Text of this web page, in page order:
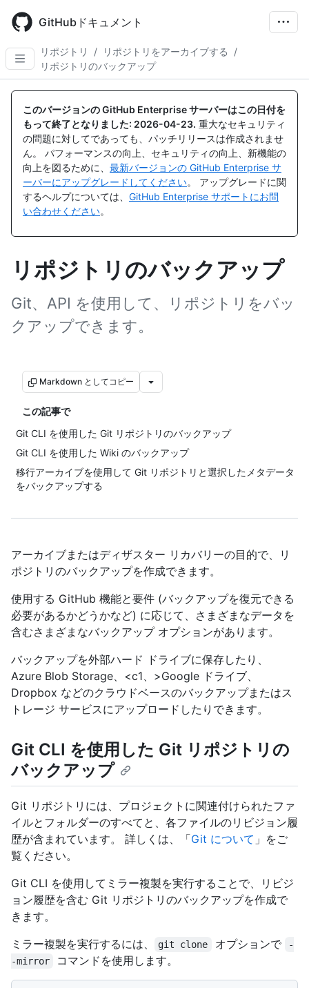
main
content
GitHubドキュメント
リポジトリ / リポジトリをアーカイブする
/
リポジトリのバックアップ
このバージョンの GitHub Enterprise サーバーはこの日付を
もって終了となりました: 2026-04-23. 重大なセキュリティ
の問題に対してであっても、パッチリリースは作成されませ
ん。 パフォーマンスの向上、セキュリティの向上、新機能の
向上を図るために、 最新バージョンの GitHub Enterprise サ
ーバーにアップグレードしてください。 アップグレードに関
するヘルプについては、 GitHub Enterprise サポートにお問
い合わせください。
リポジトリのバックアップ
Git、API を使用して、リポジトリをバッ
クアップできます。
Markdown としてコピー
この記事で
Git CLI を使用した Git リポジトリのバックアップ
Git CLI を使用した Wiki のバックアップ
移行アーカイブを使用して Git リポジトリと選択したメタデータ
をバックアップする
アーカイブまたはディザスター リカバリーの目的で、リ
ポジトリのバックアップを作成できます。
使用する GitHub 機能と要件 (バックアップを復元できる
必要があるかどうかなど) に応じて、さまざまなデータを
含むさまざまなバックアップ オプションがあります。
バックアップを外部ハード ドライブに保存したり、
Azure Blob Storage、<c1、>Google ドライブ、
Dropbox などのクラウドベースのバックアップまたはス
トレージ サービスにアップロードしたりできます。
Git CLI を使用した Git リポジトリの
バックアップ
Git リポジトリには、プロジェクトに関連付けられたファ
イルとフォルダーのすべてと、各ファイルのリビジョン履
歴が含まれています。 詳しくは、「Git について 」をご
覧ください。
Git CLI を使用してミラー複製を実行することで、リビジ
ョン履歴を含む Git リポジトリのバックアップを作成で
きます。
ミラー複製を実行するには、
git clone オプションで
-
-mirror
コマンドを使用します。